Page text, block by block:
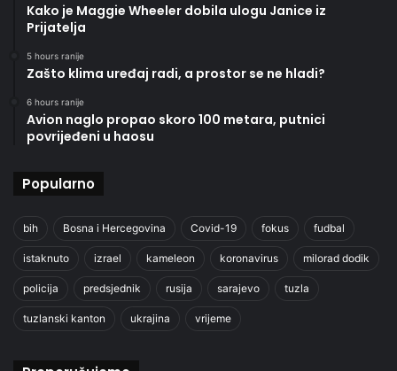
Kako je Maggie Wheeler dobila ulogu Janice iz
Prijatelja
5 hours ranije
Zašto klima uređaj radi, a prostor se ne hladi?
6 hours ranije
Avion naglo propao skoro 100 metara, putnici
povrijeđeni u haosu
Popularno
bih Bosna i Hercegovina Covid-19 fokus fudbal
istaknuto izrael kameleon koronavirus milorad dodik
policija predsjednik rusija sarajevo tuzla
tuzlanski kanton ukrajina vrijeme